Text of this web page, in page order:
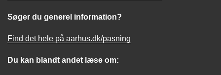
Søger du generel information?
Find det hele på aarhus.dk/pasning
Du kan blandt andet læse om: